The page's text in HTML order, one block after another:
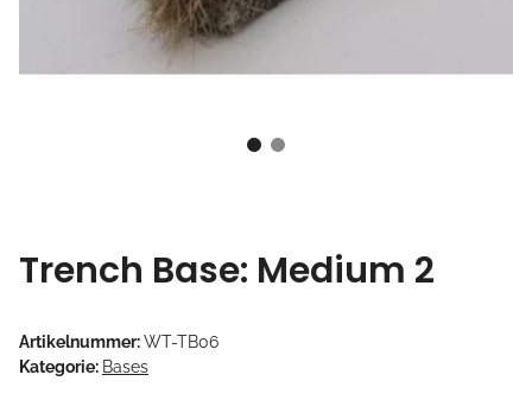
Trench Base: Medium 2
Artikelnummer:WT-TB06
Kategorie: Bases